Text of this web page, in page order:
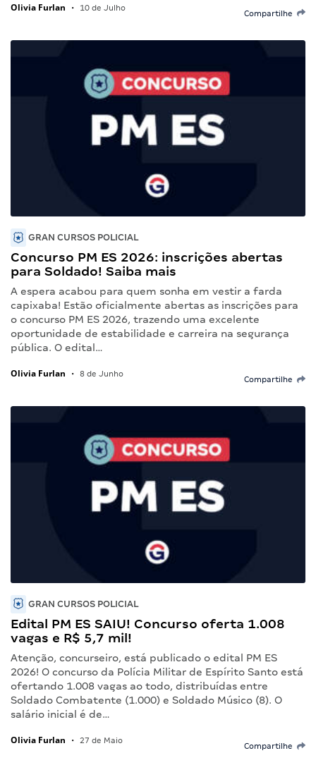
Olivia Furlan • 10 de Julho
Compartilhe
GRAN CURSOS POLICIAL
Concurso PM ES 2026: inscrições abertas
para Soldado! Saiba mais
A espera acabou para quem sonha em vestir a farda
capixaba! Estão oficialmente abertas as inscrições para
o concurso PM ES 2026, trazendo uma excelente
oportunidade de estabilidade e carreira na segurança
pública. O edital…
Olivia Furlan • 8 de Junho
Compartilhe
GRAN CURSOS POLICIAL
Edital PM ES SAIU! Concurso oferta 1.008
vagas e R$ 5,7 mil!
Atenção, concurseiro, está publicado o edital PM ES
2026! O concurso da Polícia Militar de Espírito Santo está
ofertando 1.008 vagas ao todo, distribuídas entre
Soldado Combatente (1.000) e Soldado Músico (8). O
salário inicial é de…
Olivia Furlan • 27 de Maio
Compartilhe